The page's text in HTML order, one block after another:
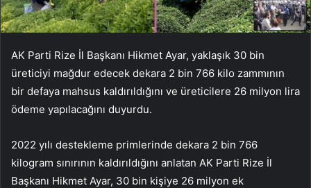
AK Parti Rize İl Başkanı Hikmet Ayar, yaklaşık 30 bin
üreticiyi mağdur edecek dekara 2 bin 766 kilo zammının
bir defaya mahsus kaldırıldığını ve üreticilere 26 milyon lira
ödeme yapılacağını duyurdu.
2022 yılı destekleme primlerinde dekara 2 bin 766
kilogram sınırının kaldırıldığını anlatan AK Parti Rize İl
Başkanı Hikmet Ayar, 30 bin kişiye 26 milyon ek